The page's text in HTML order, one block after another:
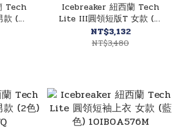
Tech
(黑
Icebreaker 紐西蘭 Tech
Lite III圓領短版T 女款 (黑
色) 10IB0A57FZ
NT$3,132
NT$3,480